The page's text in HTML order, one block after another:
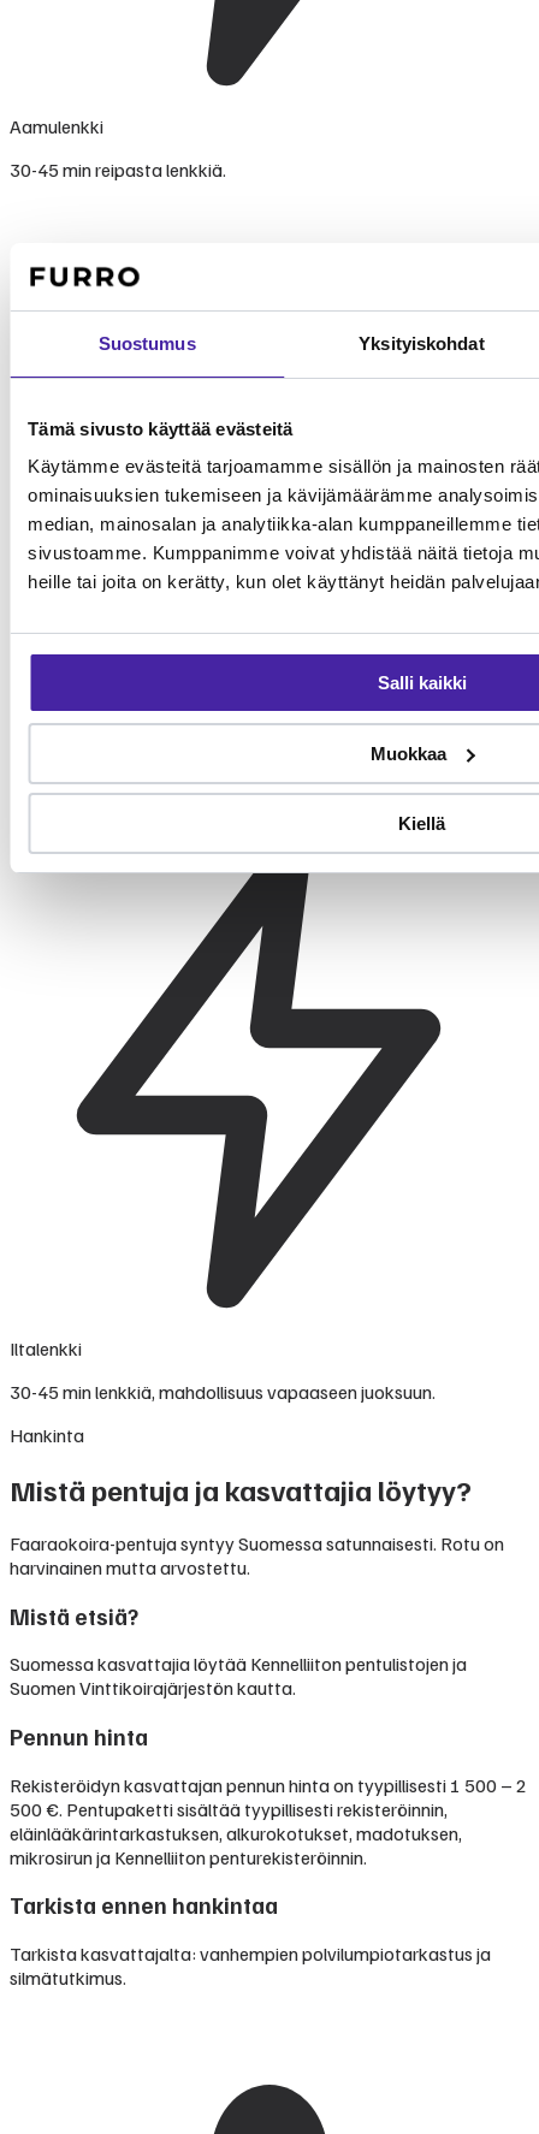
Suostumus Yksityiskohdat
Tämä sivusto käyttää evästeitä
Käytämme evästeitä tarjoamamme sisällön ja mainosten
ominaisuuksien tukemiseen ja kävijämäärämme
median, mainosalan ja analytiikka-alan kumppaneillemme
sivustoamme. Kumppanimme voivat yhdistää näitä tietoja
heille tai joita on kerätty, kun olet käyttänyt heidän
Salli kaikki
Muokkaa
Kiellä
Aamulenkki
30-45 min reipasta lenkkiä.
Toppavaatteet talvella Suomen olosuhteissa.
Iltalenkki
30-45 min lenkkiä, mahdollisuus vapaaseen juoksuun.
Hankinta
Mistä pentuja ja kasvattajia löytyy?
Faaraokoira-pentuja syntyy Suomessa satunnaisesti. Rotu on
harvinainen mutta arvostettu.
Mistä etsiä?
Suomessa kasvattajia löytää Kennelliiton pentulistojen ja
Suomen Vinttikoirajärjestön kautta.
Pennun hinta
Rekisteröidyn kasvattajan pennun hinta on tyypillisesti 1 500 – 2
500 €. Pentupaketti sisältää tyypillisesti rekisteröinnin,
eläinlääkärintarkastuksen, alkurokotukset, madotuksen,
mikrosirun ja Kennelliiton penturekisteröinnin.
Tarkista ennen hankintaa
Tarkista kasvattajalta: vanhempien polvilumpiotarkastus ja
silmätutkimus.